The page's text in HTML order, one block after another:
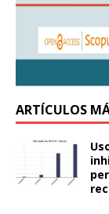
ARTÍCULOS